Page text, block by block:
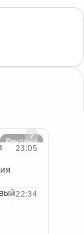
Реклама
23:05
22:34